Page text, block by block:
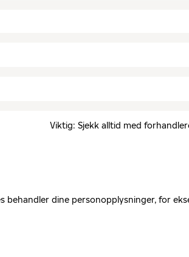
Viktig: Sjekk alltid med
behandler dine personopplysninger, for